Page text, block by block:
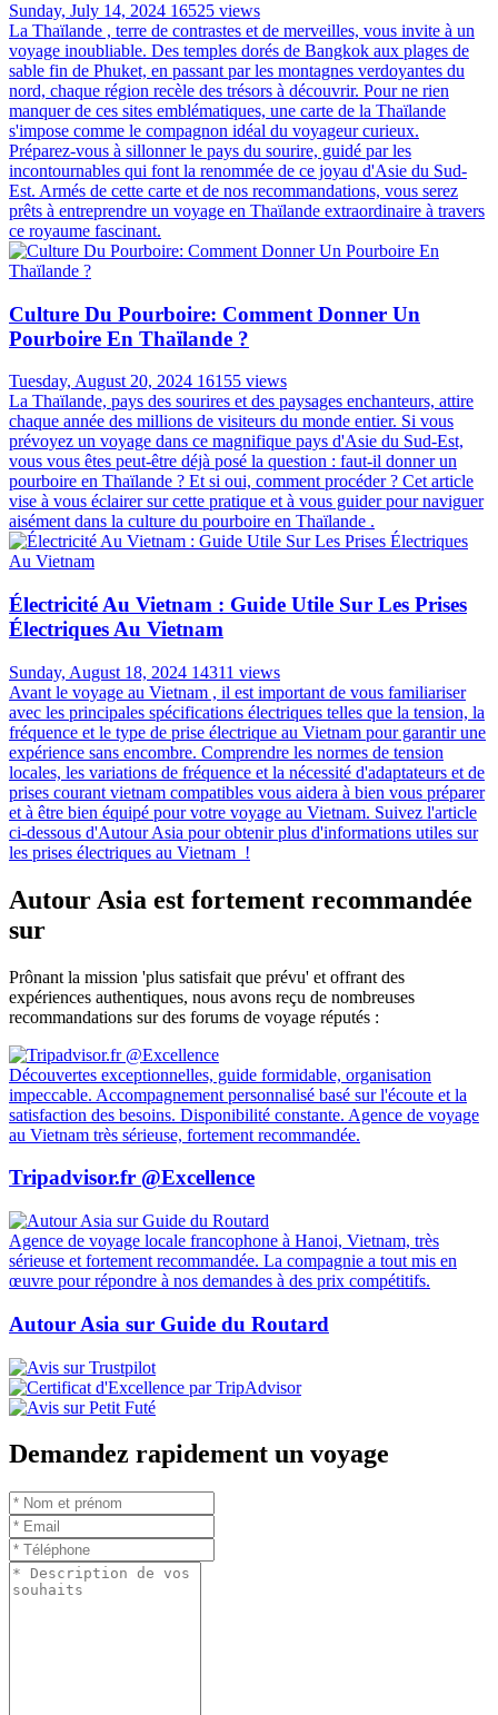
Sunday, July 14, 2024 16525 views
La Thaïlande , terre de contrastes et de merveilles, vous invite à un
voyage inoubliable. Des temples dorés de Bangkok aux plages de
sable fin de Phuket, en passant par les montagnes verdoyantes du
nord, chaque région recèle des trésors à découvrir. Pour ne rien
manquer de ces sites emblématiques, une carte de la Thaïlande
s'impose comme le compagnon idéal du voyageur curieux.
Préparez-vous à sillonner le pays du sourire, guidé par les
incontournables qui font la renommée de ce joyau d'Asie du Sud-
Est. Armés de cette carte et de nos recommandations, vous serez
prêts à entreprendre un voyage en Thaïlande extraordinaire à travers
ce royaume fascinant.
Culture Du Pourboire: Comment Donner Un
Pourboire En Thaïlande ?
Tuesday, August 20, 2024 16155 views
La Thaïlande, pays des sourires et des paysages enchanteurs, attire
chaque année des millions de visiteurs du monde entier. Si vous
prévoyez un voyage dans ce magnifique pays d'Asie du Sud-Est,
vous vous êtes peut-être déjà posé la question : faut-il donner un
pourboire en Thaïlande ? Et si oui, comment procéder ? Cet article
vise à vous éclairer sur cette pratique et à vous guider pour naviguer
aisément dans la culture du pourboire en Thaïlande .
Électricité Au Vietnam : Guide Utile Sur Les Prises
Électriques Au Vietnam
Sunday, August 18, 2024 14311 views
Avant le voyage au Vietnam , il est important de vous familiariser
avec les principales spécifications électriques telles que la tension, la
fréquence et le type de prise électrique au Vietnam pour garantir une
expérience sans encombre. Comprendre les normes de tension
locales, les variations de fréquence et la nécessité d'adaptateurs et de
prises courant vietnam compatibles vous aidera à bien vous préparer
et à être bien équipé pour votre voyage au Vietnam. Suivez l'article
ci-dessous d'Autour Asia pour obtenir plus d'informations utiles sur
les prises électriques au Vietnam !
Autour Asia est fortement recommandée
sur
Prônant la mission 'plus satisfait que prévu' et offrant des
expériences authentiques, nous avons reçu de nombreuses
recommandations sur des forums de voyage réputés :
Découvertes exceptionnelles, guide formidable, organisation
impeccable. Accompagnement personnalisé basé sur l'écoute et la
satisfaction des besoins. Disponibilité constante. Agence de voyage
au Vietnam très sérieuse, fortement recommandée.
Tripadvisor.fr @Excellence
Agence de voyage locale francophone à Hanoi, Vietnam, très
sérieuse et fortement recommandée. La compagnie a tout mis en
œuvre pour répondre à nos demandes à des prix compétitifs.
Autour Asia sur Guide du Routard
Demandez rapidement un voyage